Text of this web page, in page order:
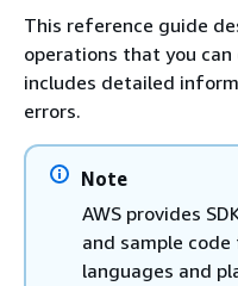
This reference guide
operations that you
includes detailed
errors.
Note
AWS provides
and sample
languages and